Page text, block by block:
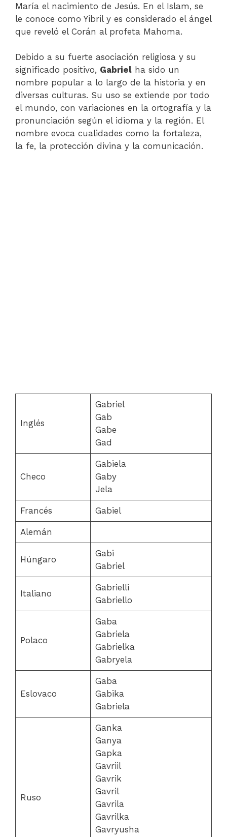
María el nacimiento de Jesús. En el Islam, se
le conoce como Yibril y es considerado el ángel
que reveló el Corán al profeta Mahoma.
Debido a su fuerte asociación religiosa y su
significado positivo, Gabriel ha sido un
nombre popular a lo largo de la historia y en
diversas culturas. Su uso se extiende por todo
el mundo, con variaciones en la ortografía y la
pronunciación según el idioma y la región. El
nombre evoca cualidades como la fortaleza,
la fe, la protección divina y la comunicación.
Inglés
Gabriel
Gab
Gabe
Gad
Checo
Gabiela
Gaby
Jela
Francés Gabiel
Alemán
Húngaro
Gabi
Gabriel
Italiano
Gabrielli
Gabriello
Polaco
Gaba
Gabriela
Gabrielka
Gabryela
Eslovaco
Gaba
Gabika
Gabriela
Ruso
Ganka
Ganya
Gapka
Gavriil
Gavrik
Gavril
Gavrila
Gavrilka
Gavryusha